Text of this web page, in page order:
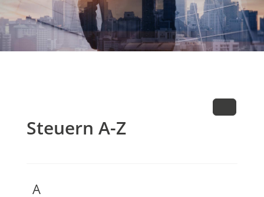
Steuern A-Z
A